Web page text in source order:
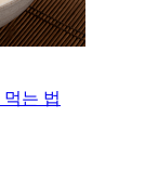
는 법